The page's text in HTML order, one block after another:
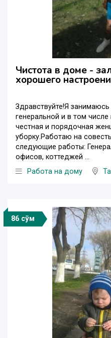
Чистота в доме -
хорошего
Здравствуйте!Я
генеральной и в том
честная и порядочная
уборку.Работаю на
следующие работы:
офисов, коттеджей ...
Работа на дому
86 сўм